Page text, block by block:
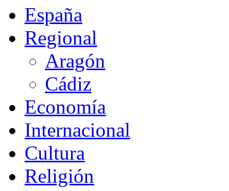
España
Regional
Aragón
Cádiz
Economía
Internacional
Cultura
Religión